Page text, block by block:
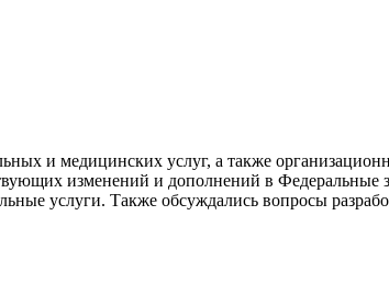
и медицинских услуг, а также
изменений и дополнений в Федеральные
услуги. Также обсуждались вопросы